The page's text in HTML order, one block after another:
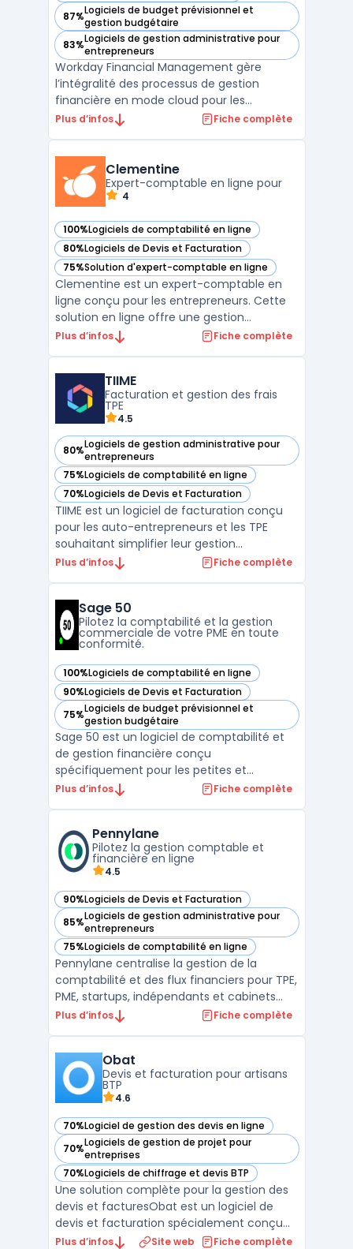
87%Logiciels de budget prévisionnel et
gestion budgétaire
— voir Workday Financial Management dans cette
83%Logiciels de gestion administrative pour
entrepreneurs
— voir Workday Financial Management dans cette
Workday Financial Management gère
l’intégralité des processus de gestion
financière en mode cloud pour les
entreprises de taille moyenne, les ETI et les
de trésorerie et à l’analyse des données. Les
équipes dis ...
Plus d’infos Fiche complète
Clementine
Expert-comptable en ligne pour
4
100%Logiciels de comptabilité en ligne
— voir Clementine dans cette catégorie
80%Logiciels de Devis et Facturation
— voir Clementine dans cette catégorie
75%Solution d'expert-comptable en ligne
— voir Clementine dans cette catégorie
Clementine est un expert-comptable en
ligne conçu pour les entrepreneurs. Cette
solution en ligne offre une gestion
comptable simplifiée, permettant la
la création de bilans comptables certifiés.
Fort de plus de ...
Plus d’infos Fiche complète
TIIME
Facturation et gestion des frais
TPE
4.5
80%Logiciels de gestion administrative pour
entrepreneurs
— voir TIIME dans cette catégorie
75%Logiciels de comptabilité en ligne
— voir TIIME dans cette catégorie
70%Logiciels de Devis et Facturation
— voir TIIME dans cette catégorie
TIIME est un logiciel de facturation conçu
pour les auto-entrepreneurs et les TPE
souhaitant simplifier leur gestion
administrative. Cette solution permet de
conformité légale des documents émis.
Grâce à son interface intui ...
Plus d’infos Fiche complète
Sage 50
Pilotez la comptabilité et la gestion
commerciale de votre PME en toute
conformité.
100%Logiciels de comptabilité en ligne
— voir Sage 50 dans cette catégorie
90%Logiciels de Devis et Facturation
— voir Sage 50 dans cette catégorie
75%Logiciels de budget prévisionnel et
gestion budgétaire
— voir Sage 50 dans cette catégorie
Sage 50 est un logiciel de comptabilité et
de gestion financière conçu
spécifiquement pour les petites et
moyennes entreprises. Avec ses
fournisseurs, la gestion des stocks, la
Plus d’infos Fiche complète
Pennylane
Pilotez la gestion comptable et
financière en ligne
4.5
90%Logiciels de Devis et Facturation
— voir Pennylane dans cette catégorie
85%Logiciels de gestion administrative pour
entrepreneurs
— voir Pennylane dans cette catégorie
75%Logiciels de comptabilité en ligne
— voir Pennylane dans cette catégorie
Pennylane centralise la gestion de la
comptabilité et des flux financiers pour TPE,
PME, startups, indépendants et cabinets
d’expertise comptable. La plateforme SaaS
accès collaboratifs pour clients et experts ...
Plus d’infos Fiche complète
Obat
Devis et facturation pour artisans
BTP
4.6
70%Logiciel de gestion des devis en ligne
— voir Obat dans cette catégorie
70%Logiciels de gestion de projet pour
entreprises
— voir Obat dans cette catégorie
70%Logiciels de chiffrage et devis BTP
— voir Obat dans cette catégorie
Une solution complète pour la gestion des
devis et facturesObat est un logiciel de
devis et facturation spécialement conçu
pour les artisans et les entreprises du BTP. Il
Plus d’infos Site web Fiche complète